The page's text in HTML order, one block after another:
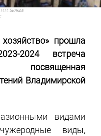
Н.Н. Вилков
прошла
2024 встреча
посвященная
Владимирской
видами
виды,